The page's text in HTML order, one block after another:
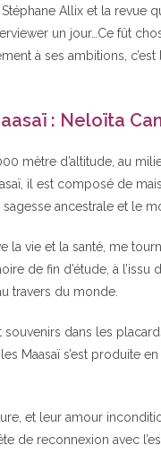
Allix et la revue
un jour…Ce fût
à ses ambitions, c’est
: Neloïta
mètre d’altitude, au
il est composé de
ancestrale et le
vie et la santé, me
de fin d’étude, à l’issu
travers du monde.
dans les
Maasaï s’est produite
et leur amour
de reconnexion avec